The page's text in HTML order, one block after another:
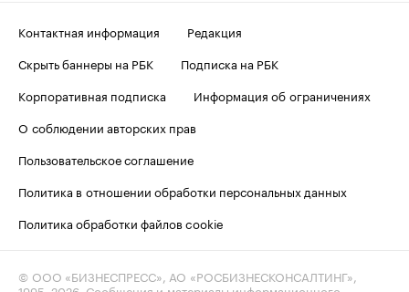
Контактная информация
Редакция
Скрыть баннеры на РБК
Подписка на РБК
Корпоративная подписка
Информация об ограничениях
О соблюдении авторских прав
Пользовательское соглашение
Политика в отношении обработки персональных данных
Политика обработки файлов cookie
© ООО «БИЗНЕСПРЕСС», АО «РОСБИЗНЕСКОНСАЛТИНГ»,